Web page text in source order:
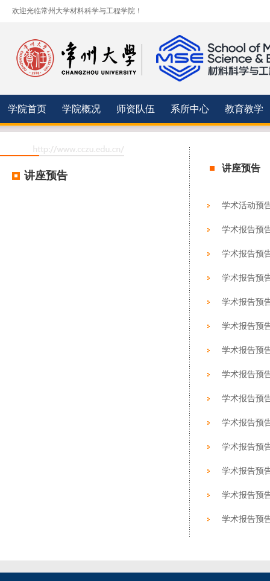
欢迎光临常州大学材料科学与工程学院！
学院首页 学院概况 师资队伍 系所中心 教育教学
讲座预告
讲座预告
学术活动预
学术报告预
学术报告预
学术报告预
学术报告预
学术报告预
学术报告预
学术报告预
学术报告预
学术报告预
学术报告预
学术报告预
学术报告预
学术报告预